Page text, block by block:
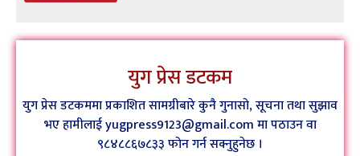
युग प्रेस डटकम
युग प्रेस डटकममा प्रकाशित सामग्रीबारे कुनै गुनासो, सूचना तथा सुझाव
भए हामीलाई yugpress9123@gmail.com मा पठाउन वा
९८४८८६७८३३ फोन गर्न सक्नुहुनेछ ।